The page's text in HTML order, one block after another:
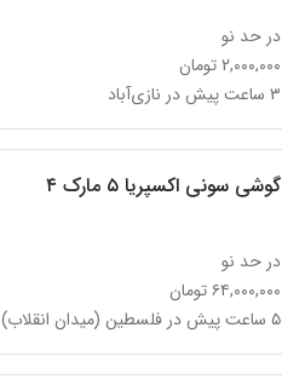
در حد نو
۲,۰۰۰,۰۰۰ تومان
۳ ساعت پیش در نازی‌آباد
گوشی سونی اکسپریا ۵ مارک ۴
در حد نو
۶۴,۰۰۰,۰۰۰ تومان
۵ ساعت پیش در فلسطین (میدان انقلاب)